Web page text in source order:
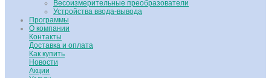
Весоизмерительные преобразователи
Устройства ввода-вывода
Программы
О компании
Контакты
Доставка и оплата
Как купить
Новости
Акции